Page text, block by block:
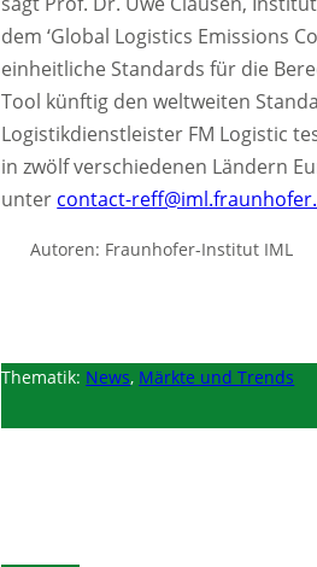
dem ‘Global Logistics Emissions
einheitliche Standards für die
Tool künftig den weltweiten
Logistikdienstleister FM Logistic
in zwölf verschiedenen Ländern
unter contact-
Autoren: Fraunhofer-Institut IML
Thematik: News, Märkte und Trends